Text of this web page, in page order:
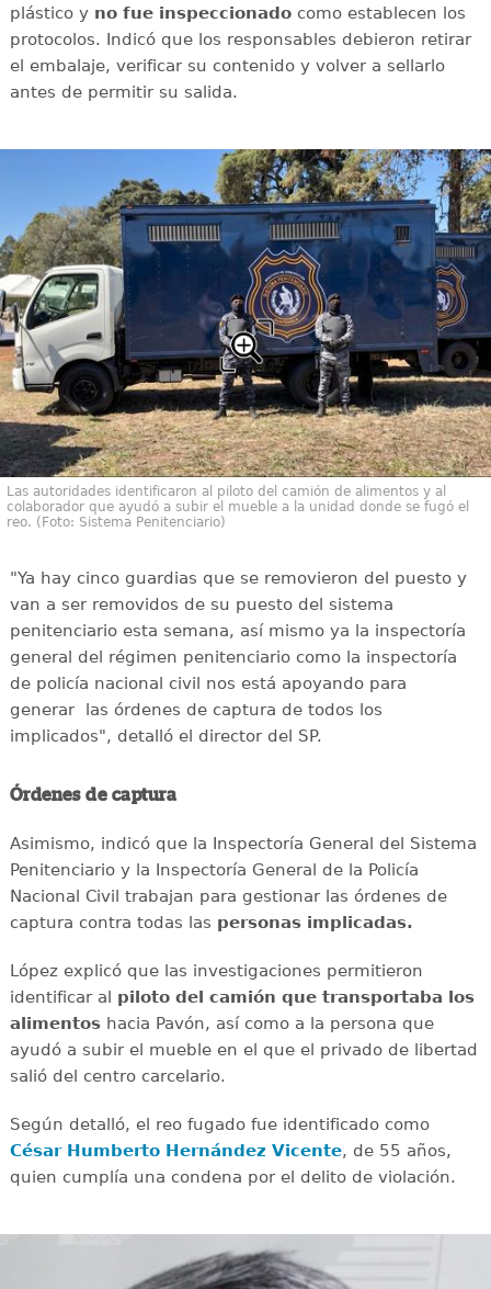
plástico y no fue inspeccionadocomo establecen los
protocolos. Indicó que los responsables debieron retirar
el embalaje, verificar su contenido y volver a sellarlo
antes de permitir su salida.
Las autoridades identificaron al piloto del camión de alimentos y al
colaborador que ayudó a subir el mueble a la unidad donde se fugó el
reo. (Foto: Sistema Penitenciario)
"Ya hay cinco guardias que se removieron del puesto y
van a ser removidos de su puesto del sistema
penitenciario esta semana, así mismo ya la inspectoría
general del régimen penitenciario como la inspectoría
de policía nacional civil nos está apoyando para
generar las órdenes de captura de todos los
implicados", detalló el director del SP.
Órdenes de captura
Asimismo, indicó que la Inspectoría General del Sistema
Penitenciario y la Inspectoría General de la Policía
Nacional Civil trabajan para gestionar las órdenes de
captura contra todas las personas implicadas.
López explicó que las investigaciones permitieron
identificar al piloto del camión que transportaba los
alimentoshacia Pavón, así como a la persona que
ayudó a subir el mueble en el que el privado de libertad
salió del centro carcelario.
Según detalló, el reo fugado fue identificado como
César Humberto Hernández Vicente, de 55 años,
quien cumplía una condena por el delito de violación.